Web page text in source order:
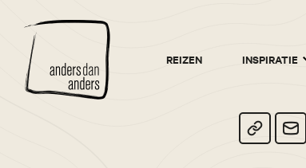
Anders
dan
Anders
REIZEN INSPIRATIE